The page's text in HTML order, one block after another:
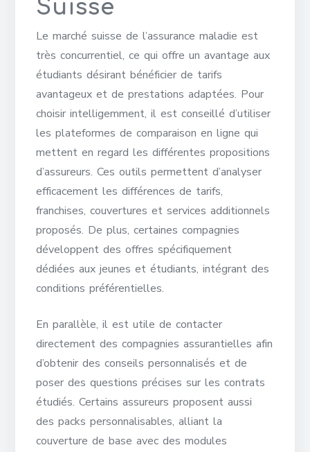
Suisse
Le marché suisse de l’assurance maladie est
très concurrentiel, ce qui offre un avantage aux
étudiants désirant bénéficier de tarifs
avantageux et de prestations adaptées. Pour
choisir intelligemment, il est conseillé d’utiliser
les plateformes de comparaison en ligne qui
mettent en regard les différentes propositions
d’assureurs. Ces outils permettent d’analyser
efficacement les différences de tarifs,
franchises, couvertures et services additionnels
proposés. De plus, certaines compagnies
développent des offres spécifiquement
dédiées aux jeunes et étudiants, intégrant des
conditions préférentielles.
En parallèle, il est utile de contacter
directement des compagnies assurantielles afin
d’obtenir des conseils personnalisés et de
poser des questions précises sur les contrats
étudiés. Certains assureurs proposent aussi
des packs personnalisables, alliant la
couverture de base avec des modules